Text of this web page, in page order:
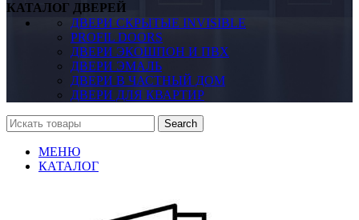
КАТАЛОГ ДВЕРЕЙ
ДВЕРИ СКРЫТЫЕ INVISIBLE
PROFIL DOORS
ДВЕРИ ЭКОШПОН И ПВХ
ДВЕРИ ЭМАЛЬ
ДВЕРИ В ЧАСТНЫЙ ДОМ
ДВЕРИ ДЛЯ КВАРТИР
Search
МЕНЮ
КАТАЛОГ